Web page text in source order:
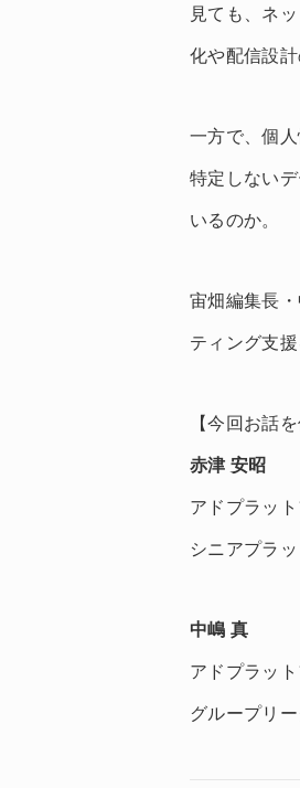
見ても、ネ
化や配信設計
一方で、個
特定しない
いるのか。
宙畑編集長
ティング支
【今回お話
赤津 安昭
アドプラッ
シニアプラ
中嶋 真
アドプラッ
グループリ